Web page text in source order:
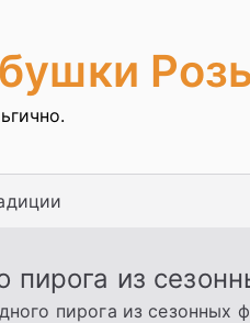
из
пирога из сезонных